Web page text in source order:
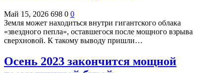
Май 15, 2026 698 0 0
Земля может находиться внутри гигантского облака
«звездного пепла», оставшегося после мощного взрыва
сверхновой. К такому выводу пришли…
Осень 2023 закончится мощной